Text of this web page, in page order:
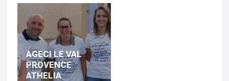
AGECI LE VAL
PROVENCE
ATHELIA